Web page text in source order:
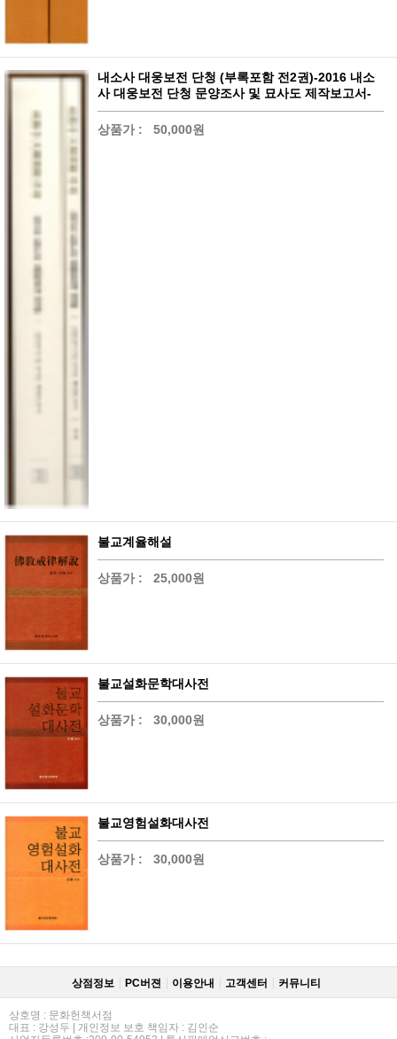
내소사 대웅보전 단청 (부록포함 전2권)-2016 내소
사 대웅보전 단청 문양조사 및 묘사도 제작보고서-
상품가 : 50,000원
불교계율해설
상품가 : 25,000원
불교설화문학대사전
상품가 : 30,000원
불교영험설화대사전
상품가 : 30,000원
상점정보 PC버젼 이용안내 고객센터 커뮤니티
상호명 : 문화헌책서점
대표 : 강성두 | 개인정보 보호 책임자 : 김인순